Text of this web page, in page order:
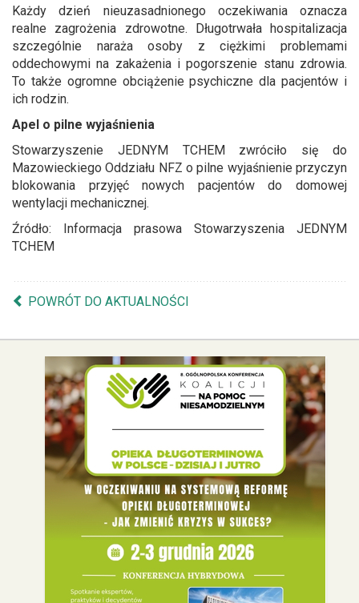
Każdy dzień nieuzasadnionego oczekiwania oznacza
realne zagrożenia zdrowotne. Długotrwała hospitalizacja
szczególnie naraża osoby z ciężkimi problemami
oddechowymi na zakażenia i pogorszenie stanu zdrowia.
To także ogromne obciążenie psychiczne dla pacjentów i
ich rodzin.
Apel o pilne wyjaśnienia
Stowarzyszenie JEDNYM TCHEM zwróciło się do
Mazowieckiego Oddziału NFZ o pilne wyjaśnienie przyczyn
blokowania przyjęć nowych pacjentów do domowej
wentylacji mechanicznej.
Źródło: Informacja prasowa Stowarzyszenia JEDNYM
TCHEM
POWRÓT DO AKTUALNOŚCI